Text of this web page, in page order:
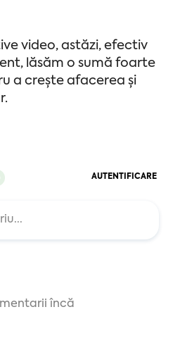
video, astăzi, efectiv
lăsăm o sumă foarte
a crește afacerea și